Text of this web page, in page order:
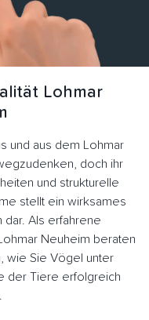
Lohmar
und aus dem Lohmar
doch ihr
und strukturelle
stellt ein wirksames
dar. Als erfahrene
Neuheim beraten
wie Sie Vögel unter
der Tiere erfolgreich